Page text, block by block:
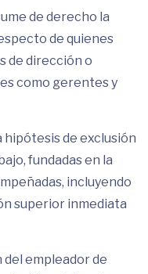
de derecho la
de quienes
de dirección o
como gerentes y
hipótesis de exclusión
fundadas en la
incluyendo
superior inmediata
empleador de